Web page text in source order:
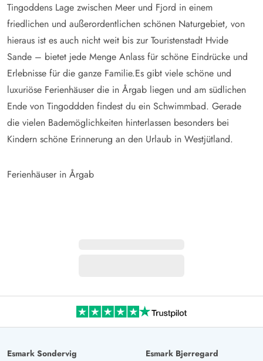
Tingoddens Lage zwischen Meer und Fjord in einem
friedlichen und außerordentlichen schönen Naturgebiet, von
hieraus ist es auch nicht weit bis zur Touristenstadt Hvide
Sande – bietet jede Menge Anlass für schöne Eindrücke und
Erlebnisse für die ganze Familie.Es gibt viele schöne und
luxuriöse Ferienhäuser die in Årgab liegen und am südlichen
Ende von Tingoddden findest du ein Schwimmbad. Gerade
die vielen Bademöglichkeiten hinterlassen besonders bei
Kindern schöne Erinnerung an den Urlaub in Westjütland.
Ferienhäuser in Årgab
Esmark Sondervig
Esmark Bjerregard